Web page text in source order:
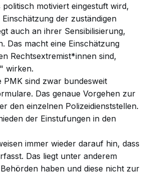
politisch motiviert eingestuft wird,
der zuständigen
auch an ihrer Sensibilisierung,
Das macht eine Einschätzung
Rechtsextremist*innen sind,
wirken.
PMK sind zwar bundesweit
Das genaue Vorgehen zur
den einzelnen Polizeidienststellen.
der Einstufungen in den
immer wieder darauf hin, dass
Das liegt unter anderem
haben und diese nicht zur